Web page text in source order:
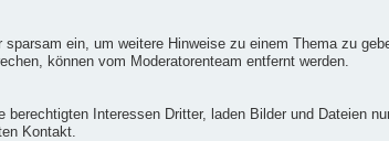
sparsam ein, um weitere Hinweise zu einem Thema zu
können vom Moderatorenteam entfernt werden.
berechtigten Interessen Dritter, laden Bilder und Dateien
Kontakt.